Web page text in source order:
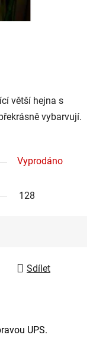
větší hejna s
vybarvují.
Vyprodáno
128
Sdílet
UPS.